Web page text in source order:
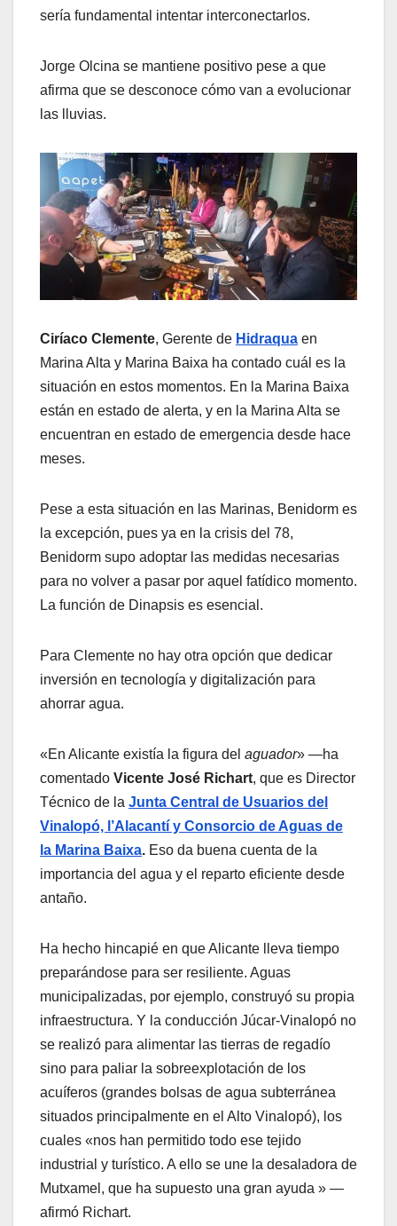
sería fundamental intentar interconectarlos.
Jorge Olcina se mantiene positivo pese a que
afirma que se desconoce cómo van a evolucionar
las lluvias.
Ciríaco Clemente, Gerente de Hidraqua en
Marina Alta y Marina Baixa ha contado cuál es la
situación en estos momentos. En la Marina Baixa
están en estado de alerta, y en la Marina Alta se
encuentran en estado de emergencia desde hace
meses.
Pese a esta situación en las Marinas, Benidorm es
la excepción, pues ya en la crisis del 78,
Benidorm supo adoptar las medidas necesarias
para no volver a pasar por aquel fatídico momento.
La función de Dinapsis es esencial.
Para Clemente no hay otra opción que dedicar
inversión en tecnología y digitalización para
ahorrar agua.
«En Alicante existía la figura del aguador» —ha
comentado Vicente José Richart, que es Director
Técnico de la Junta Central de Usuarios del
Vinalopó, l’Alacantí y Consorcio de Aguas de
la Marina Baixa. Eso da buena cuenta de la
importancia del agua y el reparto eficiente desde
antaño.
Ha hecho hincapié en que Alicante lleva tiempo
preparándose para ser resiliente. Aguas
municipalizadas, por ejemplo, construyó su propia
infraestructura. Y la conducción Júcar-Vinalopó no
se realizó para alimentar las tierras de regadío
sino para paliar la sobreexplotación de los
acuíferos (grandes bolsas de agua subterránea
situados principalmente en el Alto Vinalopó), los
cuales «nos han permitido todo ese tejido
industrial y turístico. A ello se une la desaladora de
Mutxamel, que ha supuesto una gran ayuda » —
afirmó Richart.